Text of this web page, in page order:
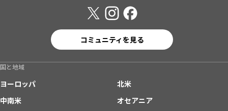
コミュニティを見る
国と地域
ヨーロッパ
北米
中南米
オセアニア